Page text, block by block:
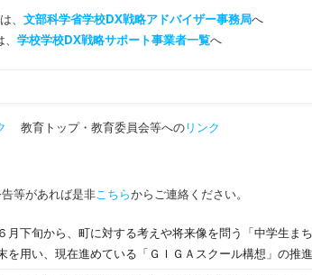
、 文部科学省学校DX戦略アドバイザー事務局へ
学校学校DX戦略サポート事業者一覧へ
教育トップ・教育委員会等へのリンク
等があれば是非こちらからご連絡ください。
月下旬から、町に対する考えや将来像を問う「中学生ま
を用い、現在進めている「ＧＩＧＡスクール構想」の推